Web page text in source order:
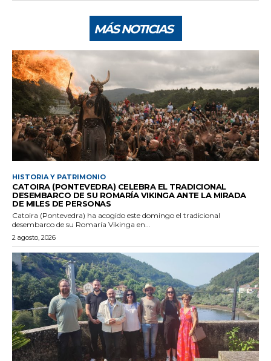
MÁS NOTICIAS
HISTORIA Y PATRIMONIO
CATOIRA (PONTEVEDRA) CELEBRA EL TRADICIONAL
DESEMBARCO DE SU ROMARÍA VIKINGA ANTE LA MIRADA
DE MILES DE PERSONAS
Catoira (Pontevedra) ha acogido este domingo el tradicional
desembarco de su Romaría Vikinga en...
2 agosto, 2026